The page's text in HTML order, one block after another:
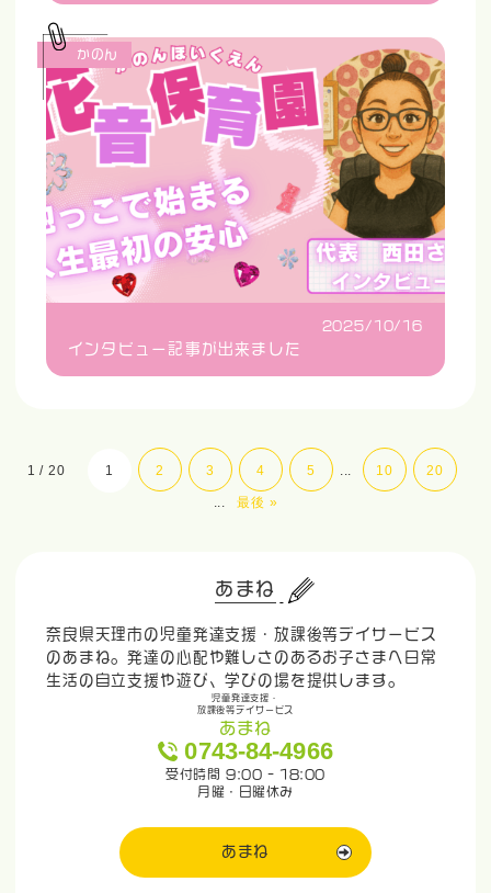
2025/10/16
インタビュー記事が出来ました
かのん
1 / 20 1 2 3 4 5 ... 10 20
... 最後 »
あまね
奈良県天理市の児童発達支援・放課後等デイサービス
のあまね。発達の心配や難しさのあるお子さまへ日常
生活の自立支援や遊び、学びの場を提供します。
児童発達支援・
放課後等デイサービス
あまね
0743-84-4966
受付時間 9:00 - 18:00
月曜・日曜休み
あまね